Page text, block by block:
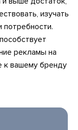
изучать
потребности.
рекламы на
к вашему бренду